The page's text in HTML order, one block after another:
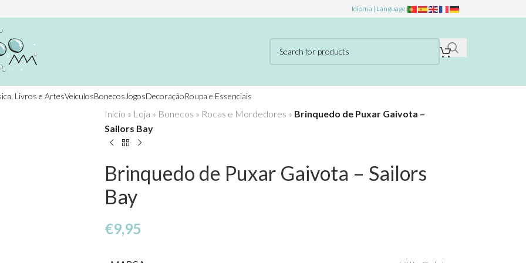
Idioma | Language:
Livros e ArtesVeículosBonecos JogosDecoraçãoRoupa e Essenciais
Início » Loja » Bonecos » Rocas e Mordedores » Brinquedo de Puxar Gaivota –
Sailors Bay
Brinquedo de Puxar Gaivota – Sailors
Bay
€9,95